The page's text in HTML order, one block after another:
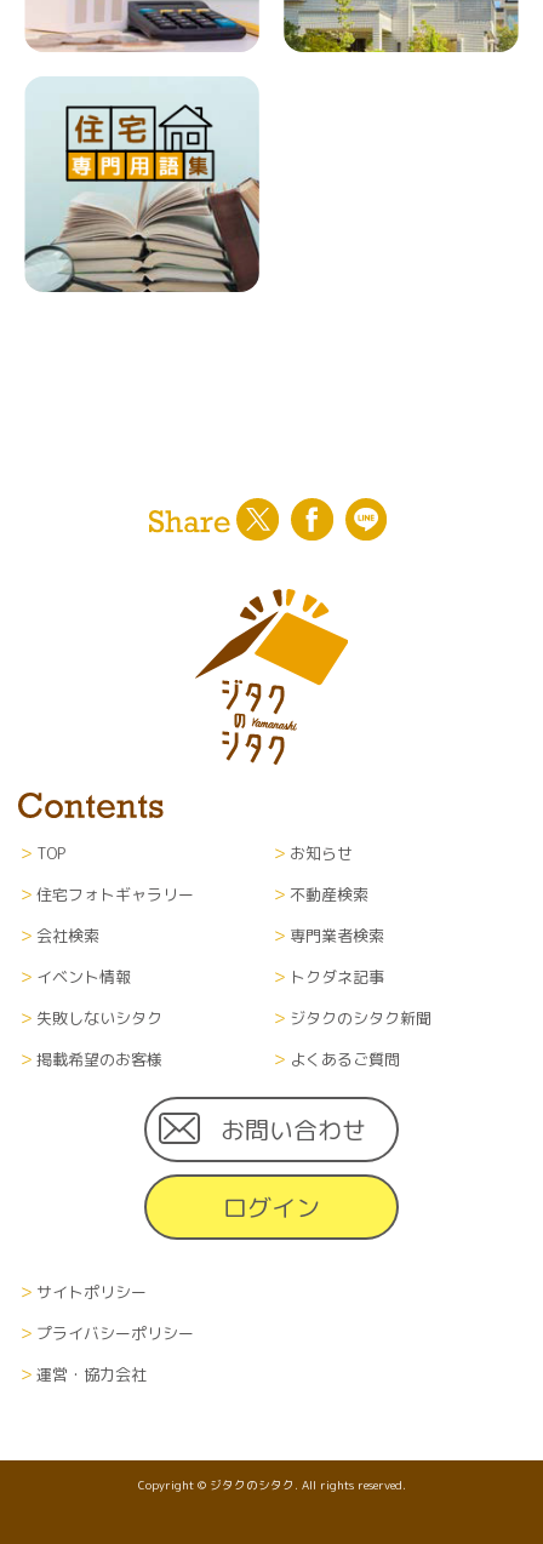
TOP
お知らせ
住宅フォトギャラリー
不動産検索
会社検索
専門業者検索
イベント情報
トクダネ記事
失敗しないシタク
ジタクのシタク新聞
掲載希望のお客様
よくあるご質問
お問い合わせ
ログイン
サイトポリシー
プライバシーポリシー
運営・協力会社
Copyright © ジタクのシタク. All rights reserved.